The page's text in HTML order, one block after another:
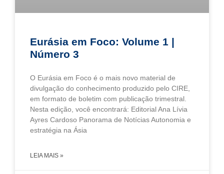
Eurásia em Foco: Volume 1 |
Número 3
O Eurásia em Foco é o mais novo material de
divulgação do conhecimento produzido pelo CIRE,
em formato de boletim com publicação trimestral.
Nesta edição, você encontrará: Editorial Ana Lívia
Ayres Cardoso Panorama de Notícias Autonomia e
estratégia na Ásia
LEIA MAIS »